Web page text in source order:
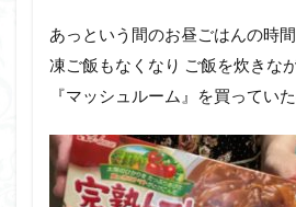
あっという間のお昼ごはんの時
凍ご飯もなくなり ご飯を炊きな
『マッシュルーム』を買ってい